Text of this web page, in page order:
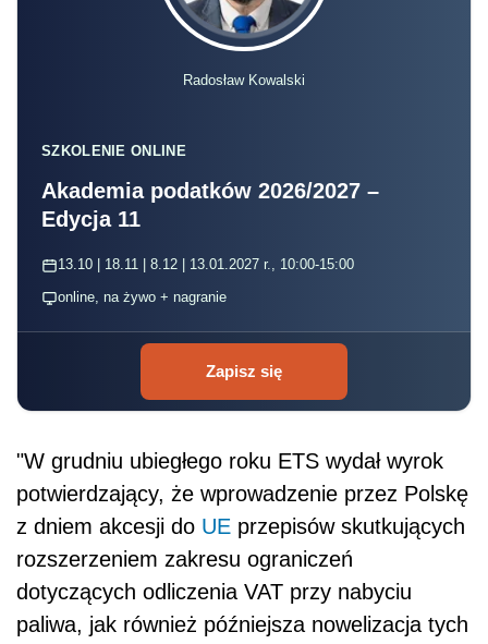
Radosław Kowalski
SZKOLENIE ONLINE
Akademia podatków 2026/2027 –
Edycja 11
13.10 | 18.11 | 8.12 | 13.01.2027 r., 10:00-15:00
online, na żywo + nagranie
Zapisz się
"W grudniu ubiegłego roku ETS wydał wyrok
potwierdzający, że wprowadzenie przez Polskę
z dniem akcesji do UE przepisów skutkujących
rozszerzeniem zakresu ograniczeń
dotyczących odliczenia VAT przy nabyciu
paliwa, jak również późniejsza nowelizacja tych